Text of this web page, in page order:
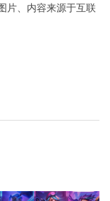
片、内容来源于互联